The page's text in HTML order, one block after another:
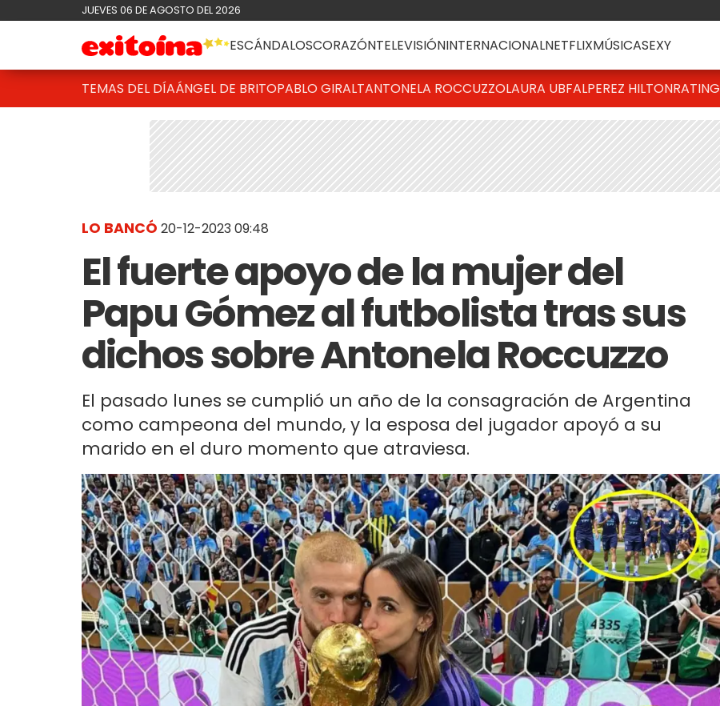
JUEVES 06 DE AGOSTO DEL 2026
ESCÁNDALOSCORAZÓNTELEVISIÓNINTERNACIONALNETFLIXMÚSICASEXY
TEMAS DEL DÍAÁNGEL DE BRITOPABLO GIRALTANTONELA ROCCUZZOLAURA UBFALPEREZ HILTONRATING
LO BANCÓ 20-12-2023 09:48
El fuerte apoyo de la mujer del
Papu Gómez al futbolista tras sus
dichos sobre Antonela Roccuzzo
El pasado lunes se cumplió un año de la consagración de Argentina
como campeona del mundo, y la esposa del jugador apoyó a su
marido en el duro momento que atraviesa.